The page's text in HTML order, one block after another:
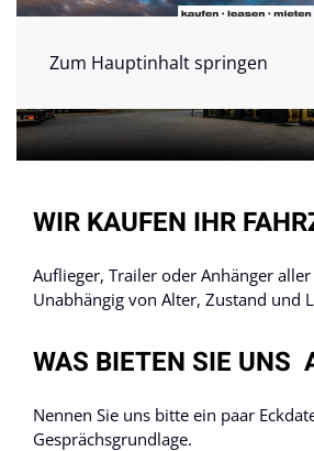
Zum Hauptinhalt springen
WIR KAUFEN IHR
Auflieger, Trailer oder Anhänger
Unabhängig von Alter, Zustand und
WAS BIETEN SIE UNS
Nennen Sie uns bitte ein paar
Gesprächsgrundlage.